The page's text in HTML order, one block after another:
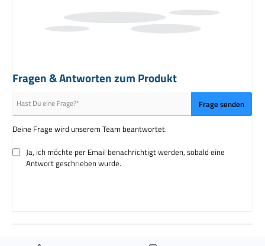
Jetzt Glastücher - Mikrofasertücher Set bequem online bestellen!
Fragen & Antworten zum Produkt
Frage senden
Deine Frage wird unserem Team beantwortet.
Ja, ich möchte per Email benachrichtigt werden, sobald eine
Antwort geschrieben wurde.